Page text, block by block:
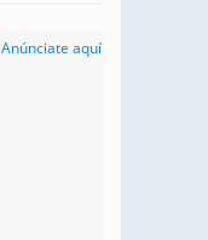
Anúnciate aquí